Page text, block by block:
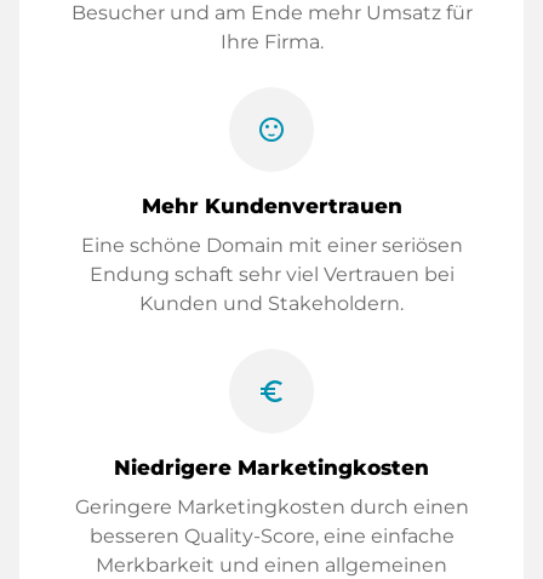
Besucher und am Ende mehr Umsatz für
Ihre Firma.
sentiment_satisfied
Mehr Kundenvertrauen
Eine schöne Domain mit einer seriösen
Endung schaft sehr viel Vertrauen bei
Kunden und Stakeholdern.
euro_symbol
Niedrigere Marketingkosten
Geringere Marketingkosten durch einen
besseren Quality-Score, eine einfache
Merkbarkeit und einen allgemeinen